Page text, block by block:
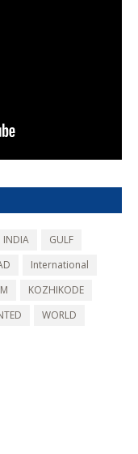
INDIA
GULF
International
KOZHIKODE
WORLD